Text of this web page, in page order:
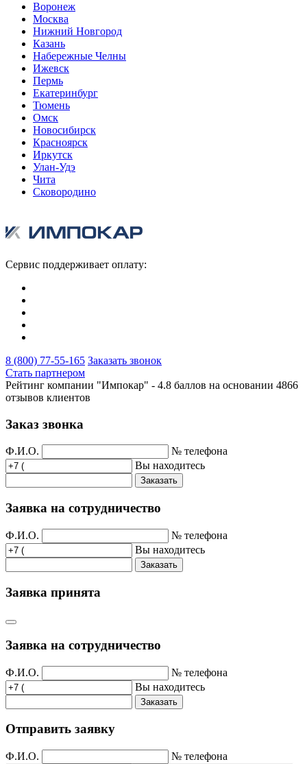
Воронеж
Москва
Нижний Новгород
Казань
Набережные Челны
Ижевск
Пермь
Екатеринбург
Тюмень
Омск
Новосибирск
Красноярск
Иркутск
Улан-Удэ
Чита
Сковородино
Сервис поддерживает оплату:
8 (800) 77-55-165 Заказать звонок
Стать партнером
Рейтинг компании "Импокар" - 4.8 баллов на основании 4866
отзывов клиентов
Заказ звонка
Ф.И.О.
№ телефона
Вы находитесь
Заказать
Заявка на сотрудничество
Ф.И.О.
№ телефона
Вы находитесь
Заказать
Заявка принята
Заявка на сотрудничество
Ф.И.О.
№ телефона
Вы находитесь
Заказать
Отправить заявку
Ф.И.О.
№ телефона